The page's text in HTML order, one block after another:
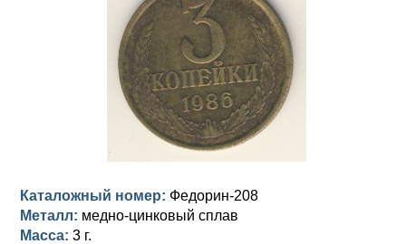
Памятные и донативные
Сибирские монеты
Для Молдавии и Валахии
Таврические монеты
Для Пруссии
Анна Иоанновна (1730-1740)
Петр II (1727-1730)
Екатерина I (1725-1727)
Петр I (1682-1725)
Серебро
Медь
Каталожный номер: Федорин-208
Металл: медно-цинковый сплав
Масса: 3 г.